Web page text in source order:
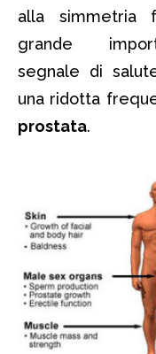
alla simmetria
grande
segnale di
una ridotta
prostata.